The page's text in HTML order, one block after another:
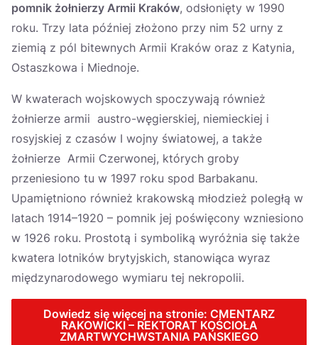
pomnik żołnierzy Armii Kraków, odsłonięty w 1990
roku. Trzy lata później złożono przy nim 52 urny z
ziemią z pól bitewnych Armii Kraków oraz z Katynia,
Ostaszkowa i Miednoje.
W kwaterach wojskowych spoczywają również
żołnierze armii austro-węgierskiej, niemieckiej i
rosyjskiej z czasów I wojny światowej, a także
żołnierze Armii Czerwonej, których groby
przeniesiono tu w 1997 roku spod Barbakanu.
Upamiętniono również krakowską młodzież poległą w
latach 1914–1920 – pomnik jej poświęcony wzniesiono
w 1926 roku. Prostotą i symboliką wyróżnia się także
kwatera lotników brytyjskich, stanowiąca wyraz
międzynarodowego wymiaru tej nekropolii.
Dowiedz się więcej na stronie: CMENTARZ
RAKOWICKI – REKTORAT KOŚCIOŁA
ZMARTWYCHWSTANIA PAŃSKIEGO